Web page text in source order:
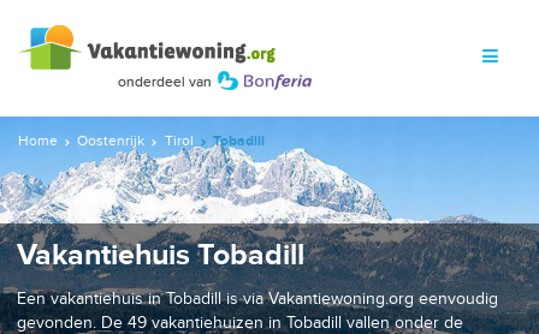
Home Oostenrijk Tirol Tobadill
Vakantiehuis Tobadill
Een vakantiehuis in Tobadill is via Vakantiewoning.org eenvoudig
gevonden. De 49 vakantiehuizen in Tobadill vallen onder de